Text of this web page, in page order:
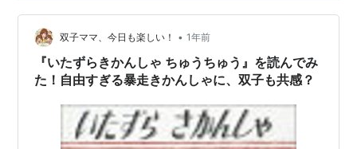
双子ママ、今日も楽しい！ • 1年前
『いたずらきかんしゃ ちゅうちゅう』を読んでみ
た！自由すぎる暴走きかんしゃに、双子も共感？